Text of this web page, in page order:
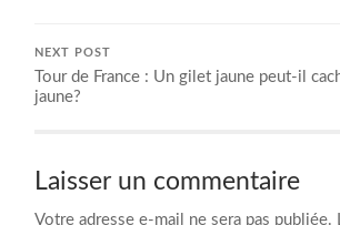
NEXT POST
Tour de France : Un gilet jaune peut-il
jaune?
Laisser un commentaire
Votre adresse e-mail ne sera pas publiée.